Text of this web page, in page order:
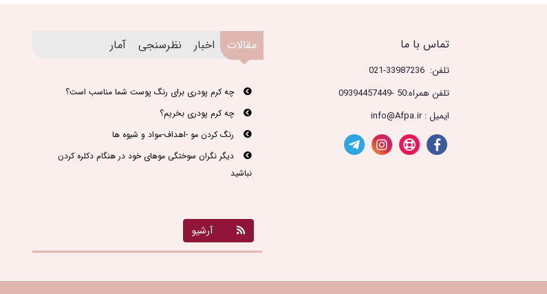
تماس با ما
تلفن: 33987236-021
تلفن همراه:50 -09394457449
ایمیل : info@Afpa.ir
مقالات اخبار نظرسنجی آمار
چه کرم پودری برای رنگ پوست شما مناسب است؟
چه کرم پودری بخریم؟
رنگ کردن مو -اهداف-مواد و شیوه ها
دیگر نگران سوختگی موهای خود در هنگام دکلره کردن
نباشید
آرشیو